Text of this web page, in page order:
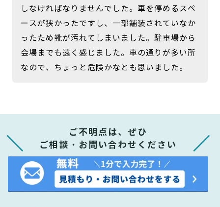
しなければなりませんでした。車を停めるスペ
ースが狭かったですし、一部舗装されていなか
ったため靴が汚れてしまいました。駐車場から
会場までも遠く感じました。車の通りが多い所
なので、ちょっと危険かなとも思いました。
ご不明点は、ぜひ
ご相談・お問い合わせください